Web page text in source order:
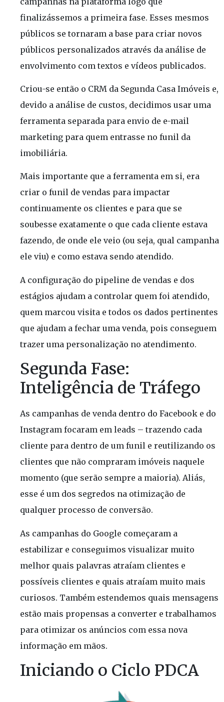
finalizássemos a primeira fase. Esses mesmos
públicos se tornaram a base para criar novos
públicos personalizados através da análise de
envolvimento com textos e vídeos publicados.
Criou-se então o CRM da Segunda Casa Imóveis e,
devido a análise de custos, decidimos usar uma
ferramenta separada para envio de e-mail
marketing para quem entrasse no funil da
imobiliária.
Mais importante que a ferramenta em si, era
criar o funil de vendas para impactar
continuamente os clientes e para que se
soubesse exatamente o que cada cliente estava
fazendo, de onde ele veio (ou seja, qual campanha
ele viu) e como estava sendo atendido.
A configuração do pipeline de vendas e dos
estágios ajudam a controlar quem foi atendido,
quem marcou visita e todos os dados pertinentes
que ajudam a fechar uma venda, pois conseguem
trazer uma personalização no atendimento.
Segunda Fase:
Inteligência de Tráfego
As campanhas de venda dentro do Facebook e do
Instagram focaram em leads – trazendo cada
cliente para dentro de um funil e reutilizando os
clientes que não compraram imóveis naquele
momento (que serão sempre a maioria). Aliás,
esse é um dos segredos na otimização de
qualquer processo de conversão.
As campanhas do Google começaram a
estabilizar e conseguimos visualizar muito
melhor quais palavras atraíam clientes e
possíveis clientes e quais atraíam muito mais
curiosos. Também estendemos quais mensagens
estão mais propensas a converter e trabalhamos
para otimizar os anúncios com essa nova
informação em mãos.
Iniciando o Ciclo PDCA